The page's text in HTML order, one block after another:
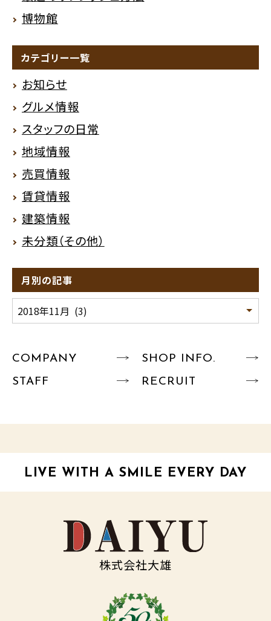
博物館
カテゴリー一覧
お知らせ
グルメ情報
スタッフの日常
地域情報
売買情報
賃貸情報
建築情報
未分類（その他）
月別の記事
COMPANY
SHOP INFO.
STAFF
RECRUIT
LIVE WITH A SMILE EVERY DAY
株式会社大雄